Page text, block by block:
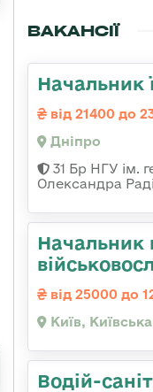
ВАКАНСІЇ
Начальник
від 21400 до
Дніпро
31 Бр НГУ ім.
Олександра
Начальник
від 25000 до
Київ,
Водій-